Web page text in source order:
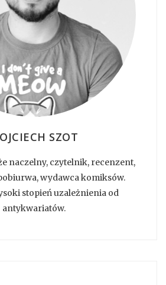
SZOT
naczelny, czytelnik, recenzent,
wydawca komiksów.
stopień uzależnienia od
antykwariatów.